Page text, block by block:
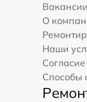
Вакансии
О
Наши
Способы